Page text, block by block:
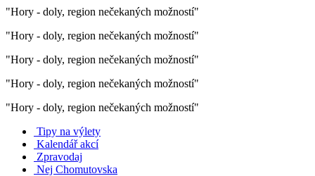
"Hory - doly, region nečekaných možností"
"Hory - doly, region nečekaných možností"
"Hory - doly, region nečekaných možností"
"Hory - doly, region nečekaných možností"
"Hory - doly, region nečekaných možností"
Tipy na výlety
Kalendář akcí
Zpravodaj
Nej Chomutovska